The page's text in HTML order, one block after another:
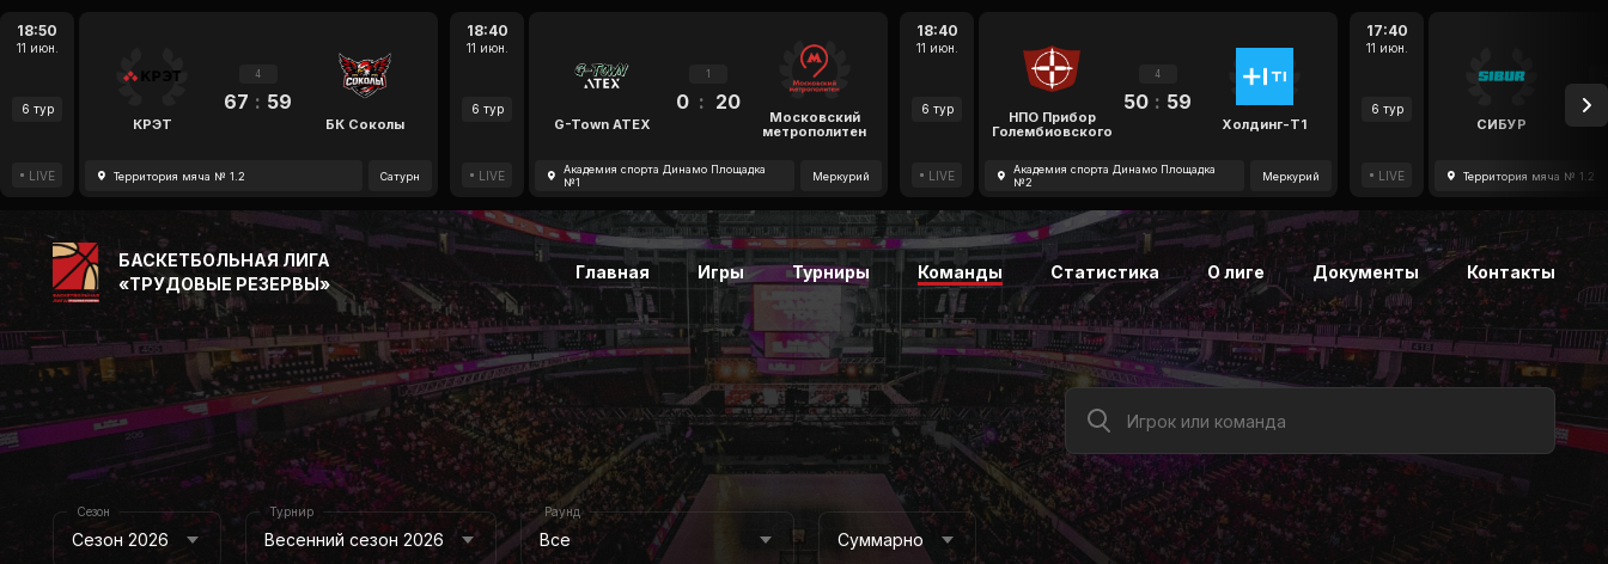
18:50
11 июн.
6 тур
LIVE
КРЭТ
4
67 : 59
БК Соколы
Территория мяча № 1.2 Сатурн
18:40
11 июн.
6 тур
LIVE
G-Town ATEX
1
0 : 20
Московский
метрополитен
Академия спорта Динамо Площадка
№1
Меркурий
18:40
11 июн.
6 тур
LIVE
НПО Прибор
Голембиовского
4
50 : 59
Холдинг-Т1
Академия спорта Динамо Площадка
№2
Меркурий
17:40
11 июн.
6 тур
LIVE
СИБУР
47
Территория мяча № 1.2
БАСКЕТБОЛЬНАЯ ЛИГА
«ТРУДОВЫЕ РЕЗЕРВЫ»
Главная Игры Турниры Команды Статистика О лиге Документы Контакты
Сезон 2026
Сезон
Весенний сезон 2026
Турнир
Все
Раунд
Суммарно